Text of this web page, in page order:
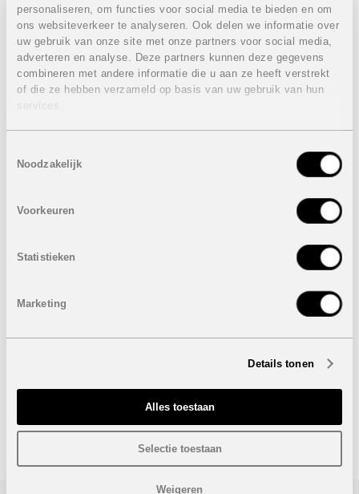
personaliseren, om functies voor social media te bieden en om
ons websiteverkeer te analyseren. Ook delen we informatie over
uw gebruik van onze site met onze partners voor social media,
adverteren en analyse. Deze partners kunnen deze gegevens
combineren met andere informatie die u aan ze heeft verstrekt
of die ze hebben verzameld op basis van uw gebruik van hun
services.
Noodzakelijk
Voorkeuren
Statistieken
Marketing
Details tonen
Alles toestaan
Selectie toestaan
Weigeren
Stranden van Guardamar del Segura op 10 minuten
rijden.
Habaneras shoppingcentrum en Torrevieja op 10 minuten
rijden.
VERKOCHT
Onder voorbehoud van eventuele prijswijzigingen.
STUUR NAAR EEN VRIEND